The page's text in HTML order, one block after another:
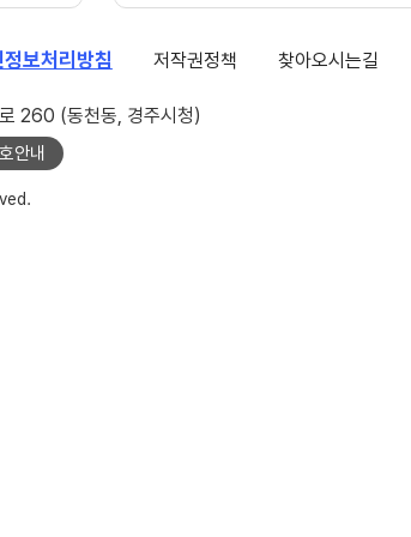
보처리방침 저작권정책 찾아오시는길
260 (동천동, 경주시청)
안내